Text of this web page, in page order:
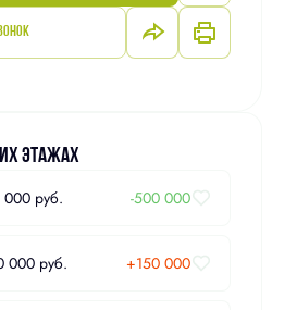
этажах
руб. -500 000
000 руб. +150 000